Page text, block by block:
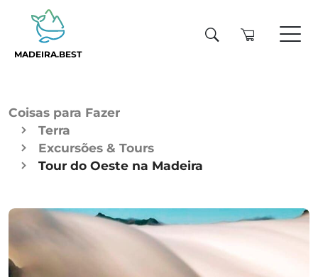
MADEIRA.BEST
Coisas para Fazer
Terra
Excursões & Tours
Tour do Oeste na Madeira